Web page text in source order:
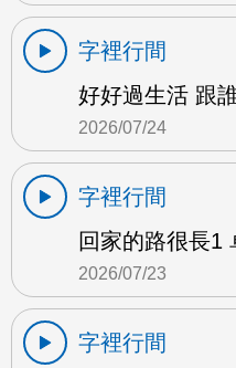
字裡行間
好好過生活 跟
2026/07/24
字裡行間
回家的路很長1
2026/07/23
字裡行間